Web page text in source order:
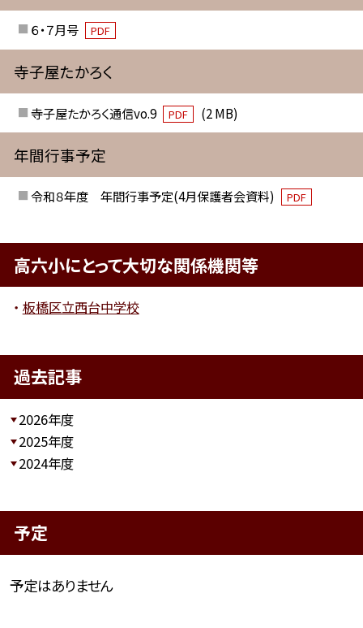
６・７月号 PDF
寺子屋たかろく
寺子屋たかろく通信vo.9 PDF (2 MB)
年間行事予定
令和８年度 年間行事予定(4月保護者会資料) PDF
高六小にとって大切な関係機関等
板橋区立西台中学校
過去記事
2026年度
2025年度
2024年度
予定
予定はありません